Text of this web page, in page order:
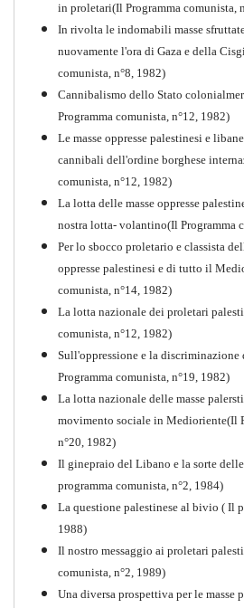
Perchè la Russia non era
comunista
Quaderno n°10
1917-2017 Ieri Oggi Domani
PDF Quaderno n°9
in proletari(Il Programma comunista,
In rivolta le indomabili masse
nuovamente l'ora di Gaza e della
comunista, n°8, 1982)
Cannibalismo dello Stato
Programma comunista, n°12, 1982)
Le masse oppresse palestinesi e
cannibali dell'ordine borghese
comunista, n°12, 1982)
La lotta delle masse oppresse
nostra lotta- volantino(Il Programma
Per lo sbocco proletario e classista
oppresse palestinesi e di tutto il
comunista, n°14, 1982)
La lotta nazionale dei proletari
comunista, n°12, 1982)
Sull'oppressione e la
Programma comunista, n°19, 1982)
La lotta nazionale delle masse
movimento sociale in Medioriente(Il
n°20, 1982)
Il ginepraio del Libano e la sorte
programma comunista, n°2, 1984)
La questione palestinese al bivio ( Il
1988)
Il nostro messaggio ai proletari
comunista, n°2, 1989)
Una diversa prospettiva per le masse